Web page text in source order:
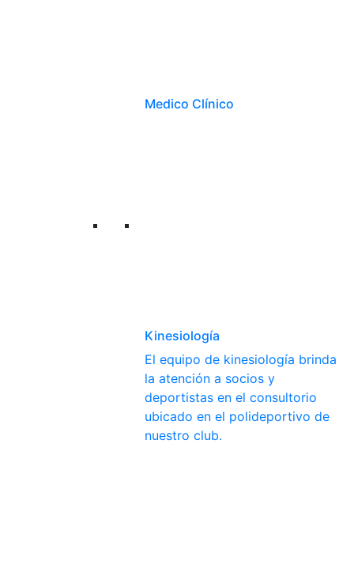
Medico Clínico
Kinesiología
El equipo de kinesiología brinda
la atención a socios y
deportistas en el consultorio
ubicado en el polideportivo de
nuestro club.